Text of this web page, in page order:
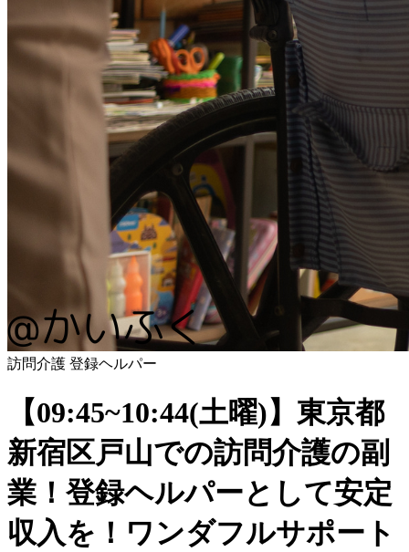
訪問介護 登録ヘルパー
【09:45~10:44(土曜)】東京都
新宿区戸山での訪問介護の副
業！登録ヘルパーとして安定
収入を！ワンダフルサポート